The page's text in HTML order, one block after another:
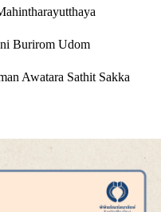
Burirom Udom
Awatara Sathit Sakka